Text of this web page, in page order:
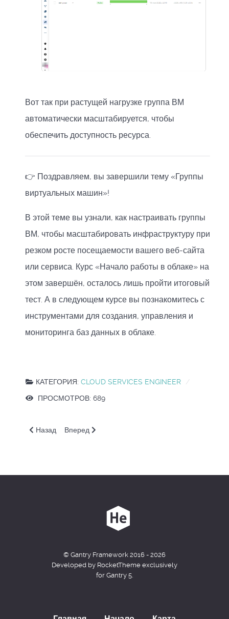
Вот так при растущей нагрузке группа ВМ
автоматически масштабируется, чтобы
обеспечить доступность ресурса.
👉 Поздравляем, вы завершили тему «Группы
виртуальных машин»!
В этой теме вы узнали, как настраивать группы
ВМ, чтобы масштабировать инфраструктуру при
резком росте посещаемости вашего веб-сайта
или сервиса. Курс «Начало работы в облаке» на
этом завершён, осталось лишь пройти итоговый
тест. А в следующем курсе вы познакомитесь с
инструментами для создания, управления и
мониторинга баз данных в облаке.
КАТЕГОРИЯ: CLOUD SERVICES ENGINEER
ПРОСМОТРОВ: 689
Предыдущий: IT-NRO. Итоговое тестирование по курсу
Назад Следующий: GVM. Автоматическое
Вперед
© Gantry Framework 2016 - 2026
Developed by RocketTheme exclusively
for Gantry 5.